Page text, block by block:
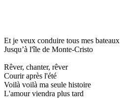
Et je veux conduire tous mes bateaux
Jusqu’à l'île de Monte-Cristo
Rêver, chanter, rêver
Courir après l'été
Voilà voilà ma seule histoire
L'amour viendra plus tard